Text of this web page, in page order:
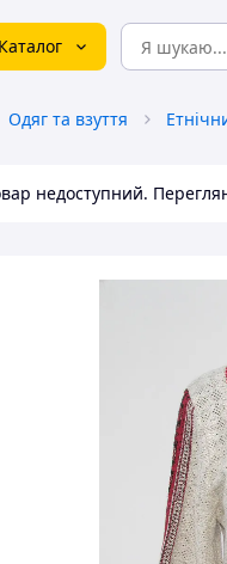
Каталог
Одяг та взуття
недоступний.